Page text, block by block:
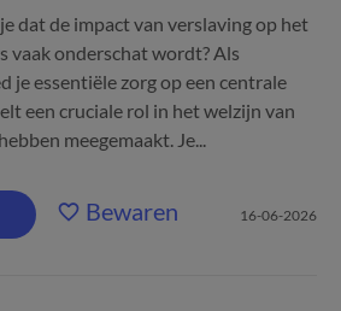
dat de impact van verslaving op het
vaak onderschat wordt? Als
je essentiële zorg op een centrale
een cruciale rol in het welzijn van
meegemaakt. Je...
Bewaren 16-06-2026